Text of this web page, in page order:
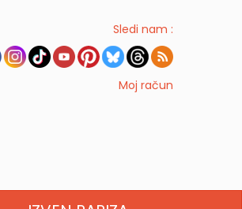
Sledi nam :
Moj račun